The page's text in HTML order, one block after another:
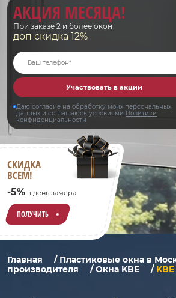
АКЦИЯ МЕСЯЦА!
При заказе 2 и более окон
доп скидка 12%
Участвовать в акции
Даю согласие на обработку моих персональных
данных и соглашаюсь условиями Политики
конфиденциальности
СКИДКА
ВСЕМ!
-5% в день замера
ПОЛУЧИТЬ
Главная / Пластиковые окна в
производителя
/Окна KBE /